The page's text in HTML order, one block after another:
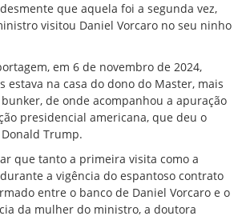
que aquela foi a segunda vez,
visitou Daniel Vorcaro no seu ninho
em 6 de novembro de 2024,
estava na casa do dono do Master, mais
de onde acompanhou a apuração
presidencial americana, que deu o
Trump.
que tanto a primeira visita como a
a vigência do espantoso contrato
entre o banco de Daniel Vorcaro e o
da mulher do ministro, a doutora